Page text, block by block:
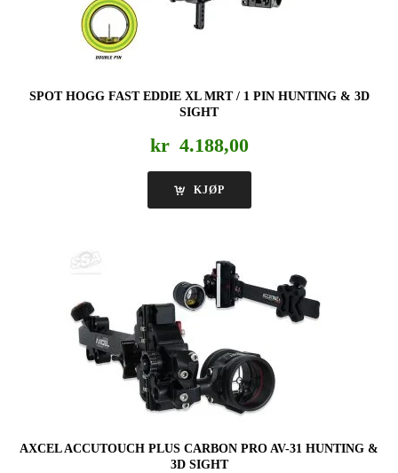
SPOT HOGG FAST EDDIE XL MRT / 1 PIN HUNTING & 3D
SIGHT
kr 4.188,00
KJØP
AXCEL ACCUTOUCH PLUS CARBON PRO AV-31 HUNTING &
3D SIGHT